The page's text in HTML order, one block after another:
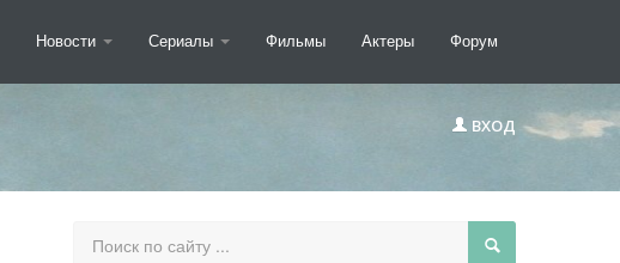
Новости Сериалы Фильмы Актеры Форум
ВХОД